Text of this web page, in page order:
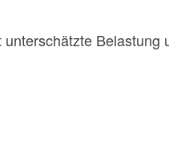
Belastung